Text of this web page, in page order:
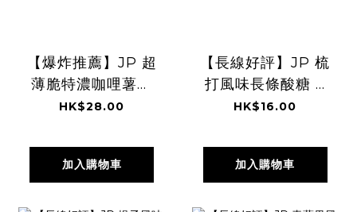
【爆炸推薦】JP 超
薄脆特濃咖哩薯片
3塊 x 5包 2581
HK$28.00
加入購物車
【長線好評】JP 梳
打風味長條酸糖 6
條 7276
HK$16.00
加入購物車